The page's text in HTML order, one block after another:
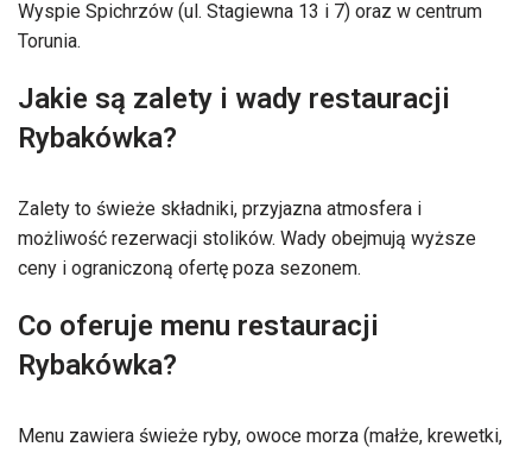
Wyspie Spichrzów (ul. Stagiewna 13 i 7) oraz w centrum
Torunia.
Jakie są zalety i wady restauracji
Rybakówka?
Zalety to świeże składniki, przyjazna atmosfera i
możliwość rezerwacji stolików. Wady obejmują wyższe
ceny i ograniczoną ofertę poza sezonem.
Co oferuje menu restauracji
Rybakówka?
Menu zawiera świeże ryby, owoce morza (małże, krewetki,